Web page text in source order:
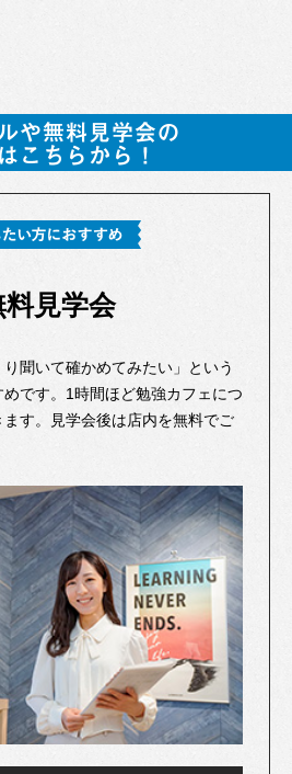
料見学会
り聞いて確かめてみたい」という
です。1時間ほど勉強カフェにつ
す。見学会後は店内を無料でご